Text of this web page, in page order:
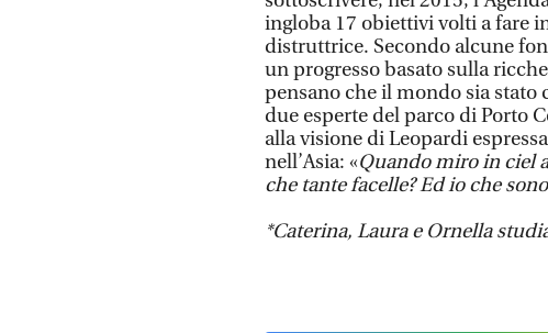
ingloba 17 obiettivi volti a fare
distruttrice. Secondo alcune
un progresso basato sulla
pensano che il mondo sia stato
due esperte del parco di Porto
alla visione di Leopardi
nell’Asia: «Quando miro in ciel
che tante facelle?Ed io che sono
*Caterina, Laura e Ornella